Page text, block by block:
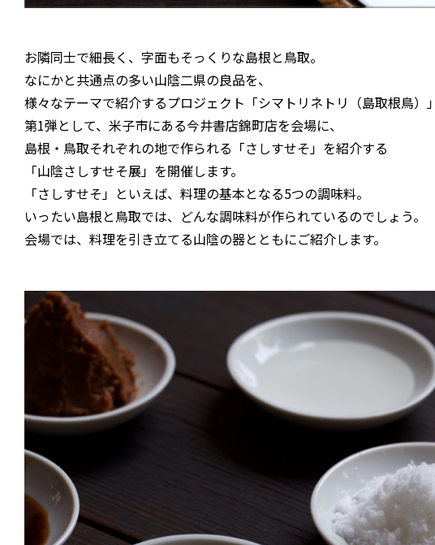
お隣同士で細長く、字面もそっくりな島根と鳥取。
なにかと共通点の多い山陰二県の良品を、
様々なテーマで紹介するプロジェクト「シマトリネトリ（島取根鳥）
第1弾として、米子市にある今井書店錦町店を会場に、
島根・鳥取それぞれの地で作られる「さしすせそ」を紹介する
「山陰さしすせそ展」を開催します。
「さしすせそ」といえば、料理の基本となる5つの調味料。
いったい島根と鳥取では、どんな調味料が作られているのでしょう。
会場では、料理を引き立てる山陰の器とともにご紹介します。